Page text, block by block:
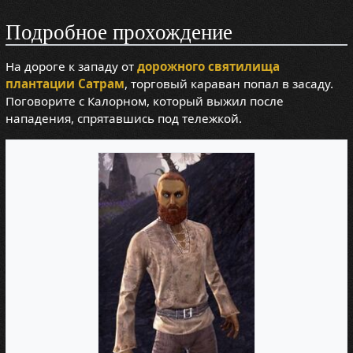
Подробное прохождение
На дороге к западу от дорожного святилища
плантации Сатрам, торговый караван попал в засаду.
Поговорите с Калорном, который выжил после
нападения, спрятавшись под тележкой.